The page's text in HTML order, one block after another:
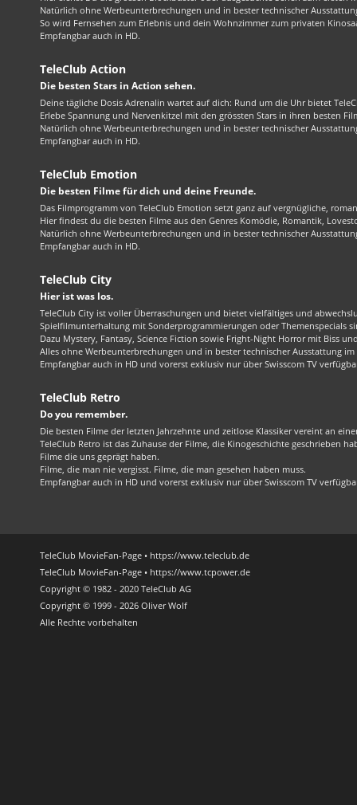
Natürlich ohne Werbeunterbrechungen und in bester technischer
So wird Fernsehen zum Erlebnis und dein Wohnzimmer zum privaten
Empfangbar auch in HD.
TeleClub Action
Die besten Stars in Action sehen.
Deine tägliche Dosis Adrenalin wartet auf dich: Rund um die Uhr bietet
Erlebe Spannung und Nervenkitzel mit den grössten Stars in ihren besten
Natürlich ohne Werbeunterbrechungen und in bester technischer
Empfangbar auch in HD.
TeleClub Emotion
Die besten Filme für dich und deine Freunde.
Das Filmprogramm von TeleClub Emotion setzt ganz auf vergnügliche,
Hier findest du die besten Filme aus den Genres Komödie, Romantik,
Natürlich ohne Werbeunterbrechungen und in bester technischer
Empfangbar auch in HD.
TeleClub City
Hier ist was los.
TeleClub City ist voller Überraschungen und bietet vielfältiges und
Spielfilmunterhaltung mit Sonderprogrammierungen oder Themenspecials
Dazu Mystery, Fantasy, Science Fiction sowie Fright-Night Horror mit Biss
Alles ohne Werbeunterbrechungen und in bester technischer Ausstattung
Empfangbar auch in HD und vorerst exklusiv nur über Swisscom TV
TeleClub Retro
Do you remember.
Die besten Filme der letzten Jahrzehnte und zeitlose Klassiker vereint an
TeleClub Retro ist das Zuhause der Filme, die Kinogeschichte geschrieben
Filme die uns geprägt haben.
Filme, die man nie vergisst. Filme, die man gesehen haben muss.
Empfangbar auch in HD und vorerst exklusiv nur über Swisscom TV
TeleClub MovieFan-Page • https://www.teleclub.de
TeleClub MovieFan-Page • https://www.tcpower.de
Copyright © 1982 - 2020 TeleClub AG
Copyright © 1999 - 2026 Oliver Wolf
Alle Rechte vorbehalten